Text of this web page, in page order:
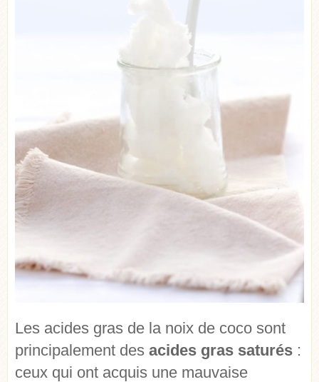
Les acides gras de la noix de coco sont
principalement des acides gras saturés :
ceux qui ont acquis une mauvaise